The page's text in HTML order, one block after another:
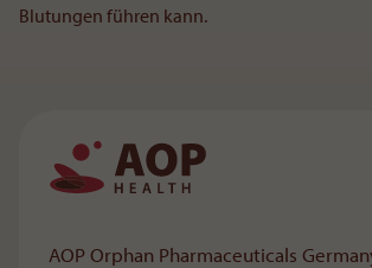
Blutungen führen kann.
AOP Orphan Pharmaceuticals